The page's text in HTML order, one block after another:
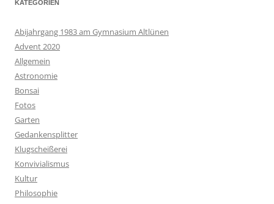
KATEGORIEN
Abijahrgang 1983 am Gymnasium Altlünen
Advent 2020
Allgemein
Astronomie
Bonsai
Fotos
Garten
Gedankensplitter
Klugscheißerei
Konvivialismus
Kultur
Philosophie